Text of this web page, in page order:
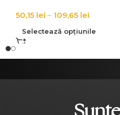
50,15 lei – 109,65 lei
Selectează opțiunile